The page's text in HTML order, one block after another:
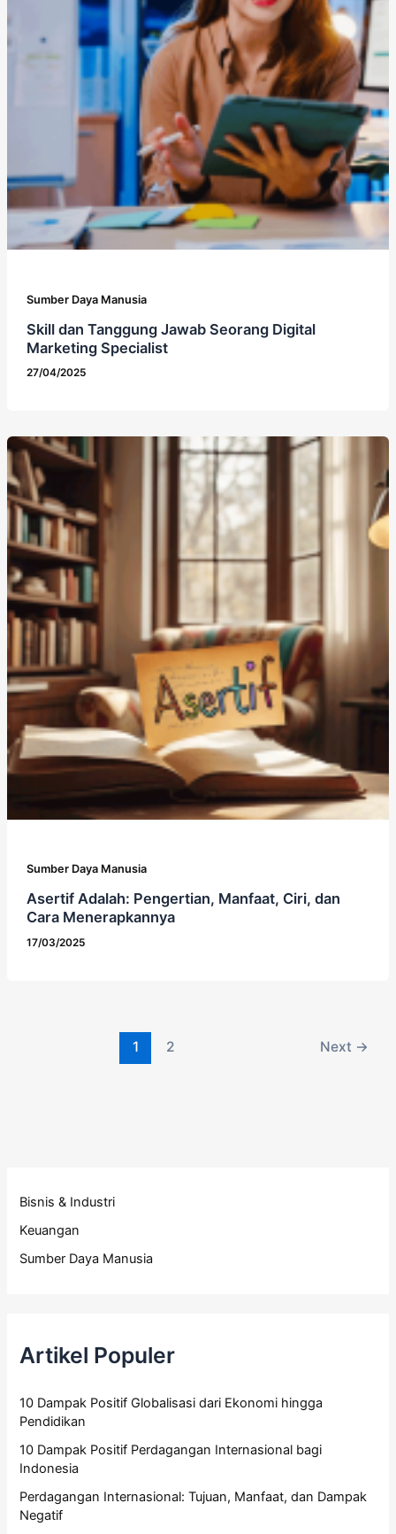
Sumber Daya Manusia
Skill dan Tanggung Jawab Seorang Digital
Marketing Specialist
27/04/2025
Sumber Daya Manusia
Asertif Adalah: Pengertian, Manfaat, Ciri, dan
Cara Menerapkannya
17/03/2025
1 2 Next →
Bisnis & Industri
Keuangan
Sumber Daya Manusia
Artikel Populer
10 Dampak Positif Globalisasi dari Ekonomi hingga
Pendidikan
10 Dampak Positif Perdagangan Internasional bagi
Indonesia
Perdagangan Internasional: Tujuan, Manfaat, dan Dampak
Negatif